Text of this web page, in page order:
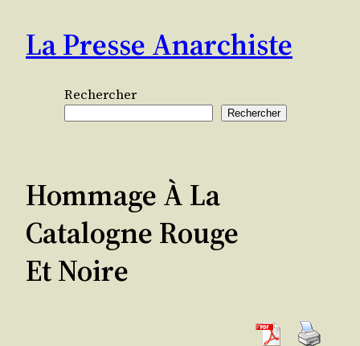
contenu
La Presse Anarchiste
Rechercher
Rechercher
Hommage À La
Catalogne Rouge
Et Noire